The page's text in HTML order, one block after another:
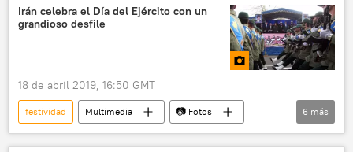
fuegos artificiales
noticias
Irán celebra el Día del Ejército con un
grandioso desfile
18 de abril 2019, 16:50 GMT
festividad Multimedia
📷 Fotos
Irán
Teherán
Hasán Rohaní
6 más